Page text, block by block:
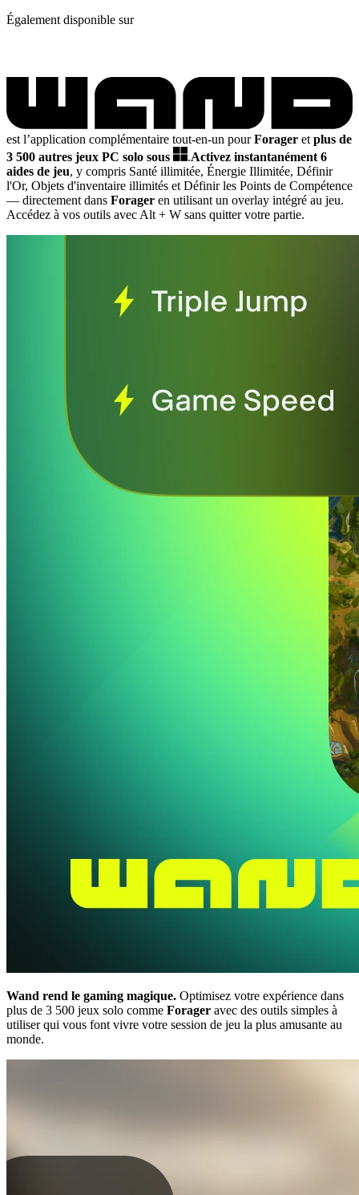
Également disponible sur
est l’application complémentaire tout-en-un pourForager et plus de
3 500 autres jeux PC solo sous
.Activez instantanément 6
aides de jeu, y compris Santé illimitée, Énergie Illimitée, Définir
l'Or, Objets d'inventaire illimités et Définir les Points de Compétence
— directement dans Forager en utilisant un overlay intégré au jeu.
Accédez à vos outils avec Alt + W sans quitter votre partie.
Wand rend le gaming magique. Optimisez votre expérience dans
plus de 3 500 jeux solo comme Forager avec des outils simples à
utiliser qui vous font vivre votre session de jeu la plus amusante au
monde.